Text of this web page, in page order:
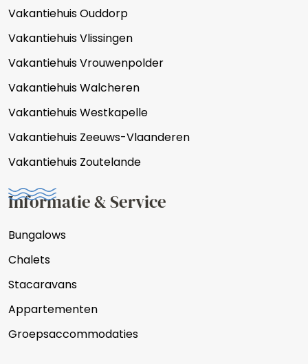
Vakantiehuis Ouddorp
Vakantiehuis Vlissingen
Vakantiehuis Vrouwenpolder
Vakantiehuis Walcheren
Vakantiehuis Westkapelle
Vakantiehuis Zeeuws-Vlaanderen
Vakantiehuis Zoutelande
Informatie & Service
Bungalows
Chalets
Stacaravans
Appartementen
Groepsaccommodaties